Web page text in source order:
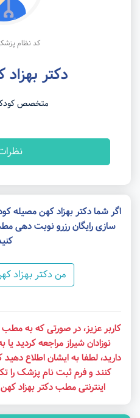
کد نظام پزشکی:
دکتر
متخصص
نظرات
اگر شما دکتر بهزاد کهن مصیله
سازی رایگان رزرو نوبت دهی
من دکتر بهزاد
کاربر عزیز، در صورتی که به
نوزادان شیراز مراجعه کردید
دارید، لطفا به ایشان اطلاع
کنند و فرم ثبت نام پزشک را
اینترنتی مطب دکتر بهزاد